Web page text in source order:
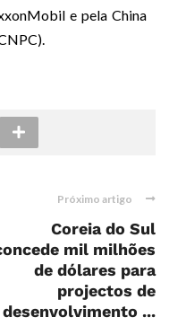
e pela China
Próximo artigo
Coreia do Sul
mil milhões
de dólares para
projectos de
desenvolvimento ...